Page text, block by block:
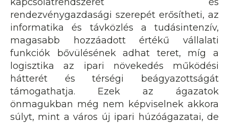
rendezvénygazdasági szerepét erősítheti, az
informatika és távközlés a tudásintenzív,
magasabb hozzáadott értékű vállalati
funkciók bővülésének adhat teret, míg a
logisztika az ipari növekedés működési
hátterét és térségi beágyazottságát
támogathatja. Ezek az ágazatok
önmagukban még nem képviselnek akkora
súlyt, mint a város új ipari húzóágazatai, de